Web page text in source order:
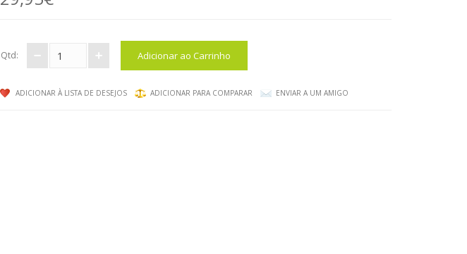
Qtd:
ADICIONAR À LISTA DE DESEJOS ADICIONAR PARA COMPARAR ENVIAR A UM AMIGO